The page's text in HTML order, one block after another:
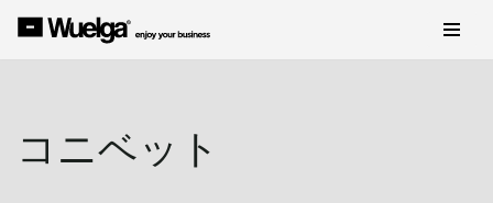
コニベット